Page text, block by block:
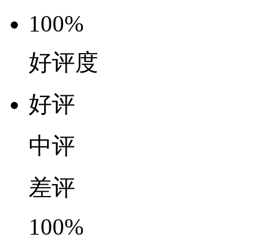
100%
好评度
好评
中评
差评
100%